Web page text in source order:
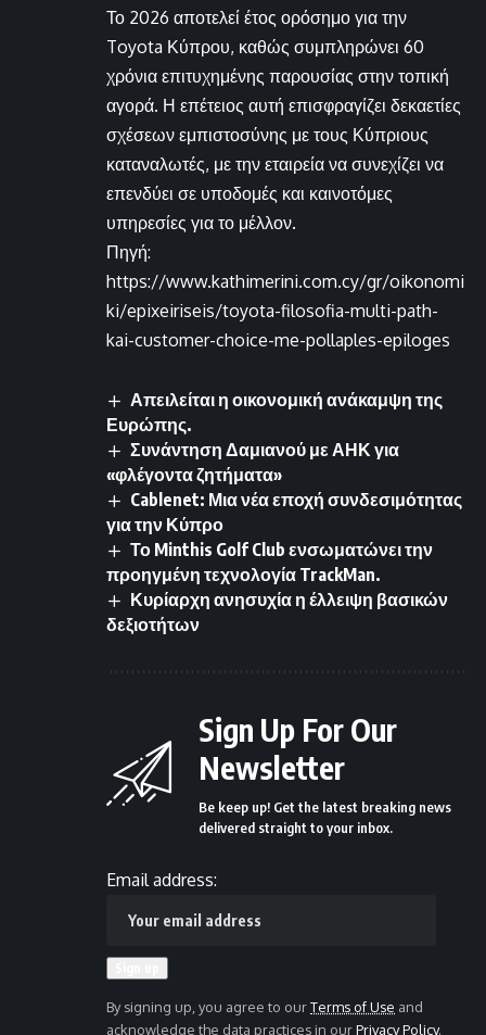
Το 2026 αποτελεί έτος ορόσημο για την
Toyota Κύπρου, καθώς συμπληρώνει 60
χρόνια επιτυχημένης παρουσίας στην τοπική
αγορά. Η επέτειος αυτή επισφραγίζει δεκαετίες
σχέσεων εμπιστοσύνης με τους Κύπριους
καταναλωτές, με την εταιρεία να συνεχίζει να
επενδύει σε υποδομές και καινοτόμες
υπηρεσίες για το μέλλον.
Πηγή:
https://www.kathimerini.com.cy/gr/oikonomi
ki/epixeiriseis/toyota-filosofia-multi-path-
kai-customer-choice-me-pollaples-epiloges
Απειλείται η οικονομική ανάκαμψη της
Ευρώπης.
Συνάντηση Δαμιανού με ΑΗΚ για
«φλέγοντα ζητήματα»
Cablenet: Μια νέα εποχή συνδεσιμότητας
για την Κύπρο
Το Minthis Golf Club ενσωματώνει την
προηγμένη τεχνολογία TrackMan.
Κυρίαρχη ανησυχία η έλλειψη βασικών
δεξιοτήτων
Sign Up For Our
Newsletter
Be keep up! Get the latest breaking news
delivered straight to your inbox.
Email address:
By signing up, you agree to ourTerms of Use and
acknowledge the data practices in ourPrivacy Policy.